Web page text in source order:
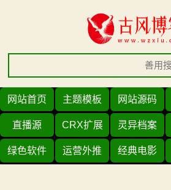
Search
for:
网站首页 主题模板 网站源码
直播源 CRX扩展 灵异档案
绿色软件 运营外推 经典电影